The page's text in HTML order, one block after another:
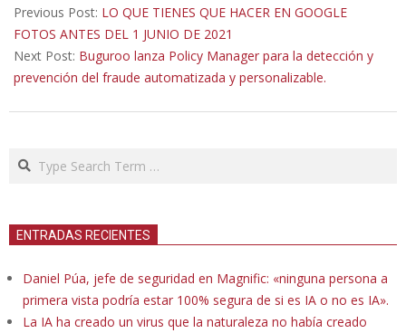
11-
19
Previous Post: LO QUE TIENES QUE HACER EN GOOGLE
FOTOS ANTES DEL 1 JUNIO DE 2021
Next Post: Buguroo lanza Policy Manager para la detección y
prevención del fraude automatizada y personalizable.
Search
ENTRADAS RECIENTES
Daniel Púa, jefe de seguridad en Magnific: «ninguna persona a
primera vista podría estar 100% segura de si es IA o no es IA».
La IA ha creado un virus que la naturaleza no había creado